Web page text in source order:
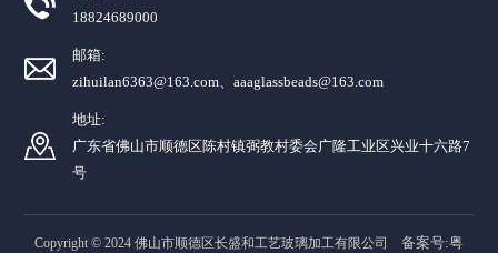
18824689000
邮箱:
zihuilan6363@163.com、aaaglassbeads@163.com
地址:
广东省佛山市顺德区陈村镇弼教村委会广隆工业区兴业十六路7
号
Copyright © 2024 佛山市顺德区长盛和工艺玻璃加工有限公司 备案号:粤